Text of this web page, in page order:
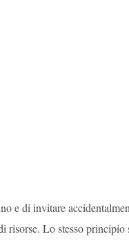
e di invitare
risorse. Lo stesso principio